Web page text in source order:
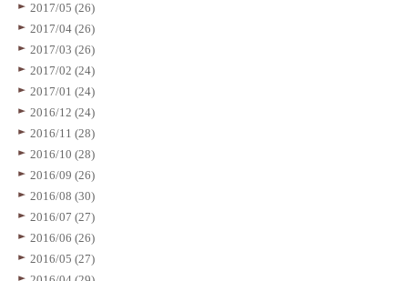
2017/05 (26)
2017/04 (26)
2017/03 (26)
2017/02 (24)
2017/01 (24)
2016/12 (24)
2016/11 (28)
2016/10 (28)
2016/09 (26)
2016/08 (30)
2016/07 (27)
2016/06 (26)
2016/05 (27)